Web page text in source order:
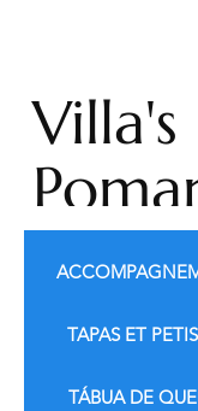
Villa's
do
TAPAS ET
TÁBUA DE